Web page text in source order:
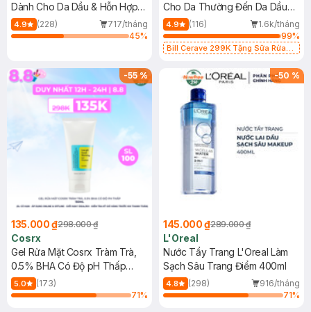
Dành Cho Da Dầu & Hỗn Hợp
500ml
4.9 (228)
717/tháng
45%
Cho Da Thường Đến Da Dầu
473ml
4.9 (116)
1.6k/tháng
99%
Bill Cerave 299K Tặng Sữa Rửa
-55%
135.000 ₫298.000 ₫
Cosrx
Gel Rửa Mặt Cosrx Tràm Trà,
0.5% BHA Có Độ pH Thấp
150ml
5.0
(173)
71%
-50 %
145.000 ₫289.000 ₫
L'Oreal
Nước Tẩy Trang L'Oreal Làm
Sạch Sâu Trang Điểm 400ml
4.8 (298)
916/tháng
71%